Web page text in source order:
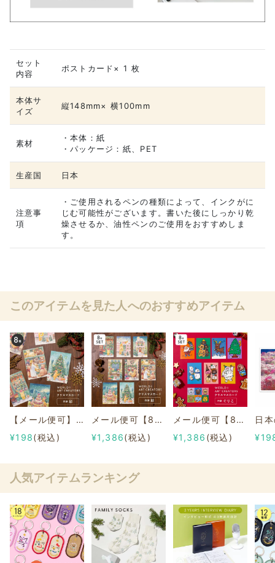
セット
内容
ポストカード× 1 枚
本体サ
イズ
縦148mm× 横100mm
素材
・本体：紙
・パッケージ：紙、PET
生産国 日本
注意事
項
・ご使用されるペンの種類によって、インクがに
じむ可能性がございます。書いた後にしっかり乾
燥させるか、油性ペンのご使用をおすすめしま
す。
このアイテムを見た人へのおすすめアイテム
【メール便可】クリスマスカード 作家「彩」 《WORLD1 ART CREATORS》
¥198(税込)
メール便可【8枚セット】クリスマスカード 作家「彩」 《WORLD1 ART CREATORS》
¥1,386(税込)
メール便可【8枚セット】クリスマスカード 作家「ぐりこ」 《WORLD1 ART CREATORS》
¥1,386 (税込)
人気アイテムランキング